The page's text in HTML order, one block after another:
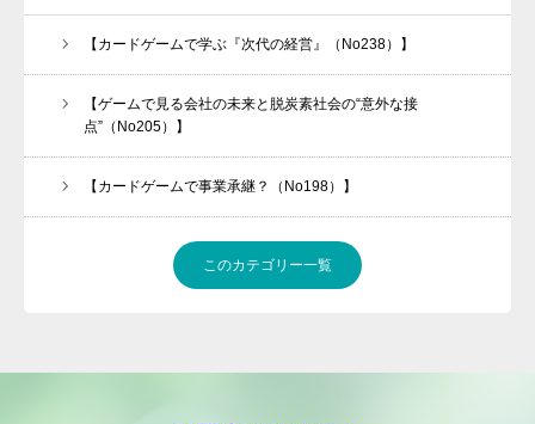
【カードゲームで学ぶ『次代の経営』（No238）】
【ゲームで見る会社の未来と脱炭素社会の“意外な接
点”（No205）】
【カードゲームで事業承継？（No198）】
このカテゴリー一覧